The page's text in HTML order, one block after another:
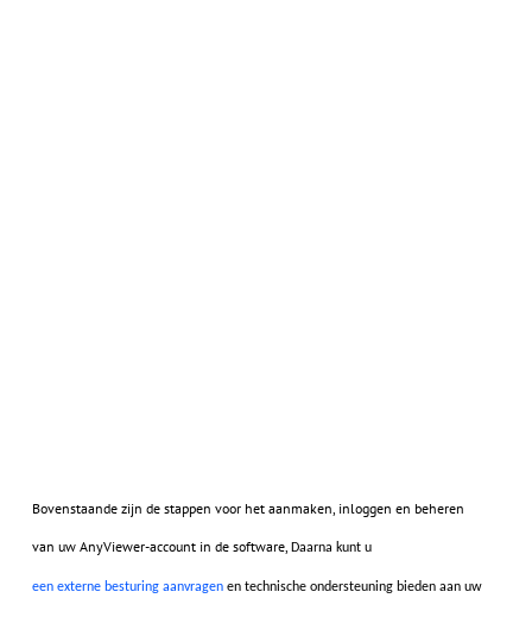
Bovenstaande zijn de stappen voor het aanmaken, inloggen en beheren
van uw AnyViewer-account in de software, Daarna kunt u
een externe besturing aanvragenen technische ondersteuning bieden aan uw